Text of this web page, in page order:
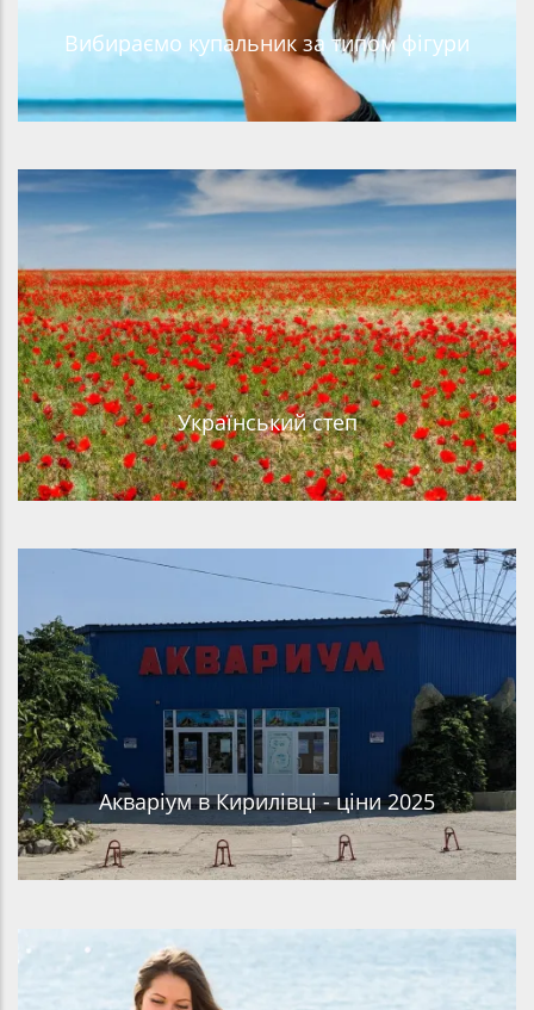
Вибираємо купальник за типом фігури
Український степ
Акваріум в Кирилівці - ціни 2025